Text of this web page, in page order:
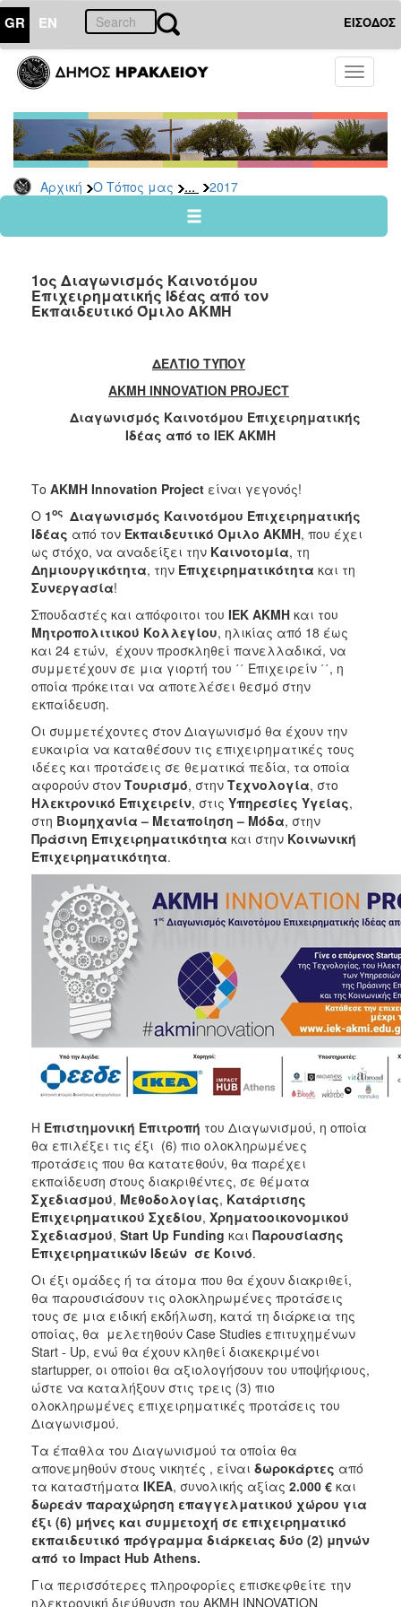
GR EN ΕΙΣΟΔΟΣ
Toggle
Αρχική Ο Τόπος μας ... 2017
ΤΟΠΟΣ
ΜΑΣ
Ανακοινώσεις
Αρχείο
2026
2024
2022
2021
2017
2011
ΔΗΜΟΣ
ΠΟΛΙΤΙΣΜΟΣ
ΑΝΘΕΚΤΙΚΗ
ΠΟΛΗ
1ος Διαγωνισμός Καινοτόμου
Επιχειρηματικής Ιδέας από τον
Εκπαιδευτικό Όμιλο ΑΚΜΗ
ΔΕΛΤΙΟ ΤΥΠΟΥ
AKMH INNOVATION PROJECT
Διαγωνισμός Καινοτόμου Επιχειρηματικής
Ιδέας από το ΙΕΚ ΑΚΜΗ
Το ΑΚΜΗ Innovation Project είναι γεγονός!
Ο 1ος Διαγωνισμός Καινοτόμου Επιχειρηματικής
Ιδέας από τον Εκπαιδευτικό Όμιλο ΑΚΜΗ, που έχει
ως στόχο, να αναδείξει την Καινοτομία, τη
Δημιουργικότητα, την Επιχειρηματικότητα και τη
Συνεργασία!
Σπουδαστές και απόφοιτοι του ΙΕΚ ΑΚΜΗ και του
Μητροπολιτικού Κολλεγίου, ηλικίας από 18 έως
και 24 ετών, έχουν προσκληθεί πανελλαδικά, να
συμμετέχουν σε μια γιορτή του ΄΄ Επιχειρείν ΄΄, η
οποία πρόκειται να αποτελέσει θεσμό στην
εκπαίδευση.
Οι συμμετέχοντες στον Διαγωνισμό θα έχουν την
ευκαιρία να καταθέσουν τις επιχειρηματικές τους
ιδέες και προτάσεις σε θεματικά πεδία, τα οποία
αφορούν στον Τουρισμό, στην Τεχνολογία, στο
Ηλεκτρονικό Επιχειρείν, στις Υπηρεσίες Υγείας,
στη Βιομηχανία – Μεταποίηση – Μόδα, στην
Πράσινη Επιχειρηματικότητα και στην Κοινωνική
Επιχειρηματικότητα.
Η Επιστημονική Επιτροπή του Διαγωνισμού, η οποία
θα επιλέξει τις έξι (6) πιο ολοκληρωμένες
προτάσεις που θα κατατεθούν, θα παρέχει
εκπαίδευση στους διακριθέντες, σε θέματα
Σχεδιασμού, Μεθοδολογίας, Κατάρτισης
Επιχειρηματικού Σχεδίου, Χρηματοοικονομικού
Σχεδιασμού, Start Up Funding και Παρουσίασης
Επιχειρηματικών Ιδεών σε Κοινό.
Οι έξι ομάδες ή τα άτομα που θα έχουν διακριθεί,
θα παρουσιάσουν τις ολοκληρωμένες προτάσεις
τους σε μια ειδική εκδήλωση, κατά τη διάρκεια της
οποίας, θα μελετηθούν Case Studies επιτυχημένων
Start - Up, ενώ θα έχουν κληθεί διακεκριμένοι
startupper, οι οποίοι θα αξιολογήσουν του υποψήφιους,
ώστε να καταλήξουν στις τρεις (3) πιο
ολοκληρωμένες επιχειρηματικές προτάσεις του
Διαγωνισμού.
Τα έπαθλα του Διαγωνισμού τα οποία θα
απονεμηθούν στους νικητές , είναι δωροκάρτες από
τα καταστήματα ΙΚΕΑ, συνολικής αξίας 2.000 € και
δωρεάν παραχώρηση επαγγελματικού χώρου για
έξι (6) μήνες και συμμετοχή σε επιχειρηματικό
εκπαιδευτικό πρόγραμμα διάρκειας δύο (2) μηνών
από το Impact Hub Athens.
Για περισσότερες πληροφορίες επισκεφθείτε την
ηλεκτρονική διεύθυνση του ΑΚΜΗ INNOVATION